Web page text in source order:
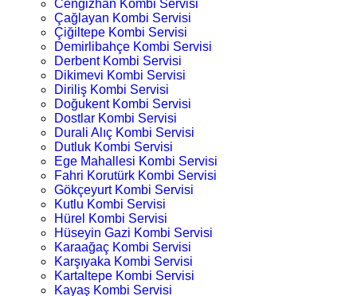
Cengizhan Kombi Servisi
Çağlayan Kombi Servisi
Çiğiltepe Kombi Servisi
Demirlibahçe Kombi Servisi
Derbent Kombi Servisi
Dikimevi Kombi Servisi
Diriliş Kombi Servisi
Doğukent Kombi Servisi
Dostlar Kombi Servisi
Durali Alıç Kombi Servisi
Dutluk Kombi Servisi
Ege Mahallesi Kombi Servisi
Fahri Korutürk Kombi Servisi
Gökçeyurt Kombi Servisi
Kutlu Kombi Servisi
Hürel Kombi Servisi
Hüseyin Gazi Kombi Servisi
Karaağaç Kombi Servisi
Karşıyaka Kombi Servisi
Kartaltepe Kombi Servisi
Kayaş Kombi Servisi